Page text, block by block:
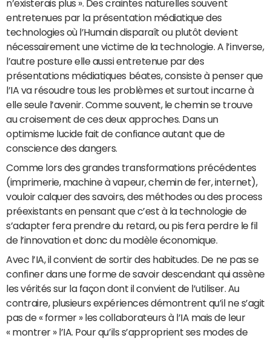
n’existerais plus ». Des craintes naturelles souvent
entretenues par la présentation médiatique des
technologies où l’Humain disparaît ou plutôt devient
nécessairement une victime de la technologie. A l’inverse,
l’autre posture elle aussi entretenue par des
présentations médiatiques béates, consiste à penser que
l’IA va résoudre tous les problèmes et surtout incarne à
elle seule l’avenir. Comme souvent, le chemin se trouve
au croisement de ces deux approches. Dans un
optimisme lucide fait de confiance autant que de
conscience des dangers.
Comme lors des grandes transformations précédentes
(imprimerie, machine à vapeur, chemin de fer, internet),
vouloir calquer des savoirs, des méthodes ou des process
préexistants en pensant que c’est à la technologie de
s’adapter fera prendre du retard, ou pis fera perdre le fil
de l’innovation et donc du modèle économique.
Avec l’IA, il convient de sortir des habitudes. De ne pas se
confiner dans une forme de savoir descendant qui assène
les vérités sur la façon dont il convient de l’utiliser. Au
contraire, plusieurs expériences démontrent qu’il ne s’agit
pas de « former » les collaborateurs à l’IA mais de leur
« montrer » l’IA. Pour qu’ils s’approprient ses modes de